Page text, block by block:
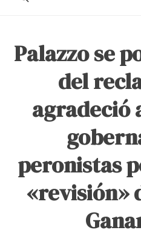
Palazzo se
del
agradeció
peronistas
«revisión»